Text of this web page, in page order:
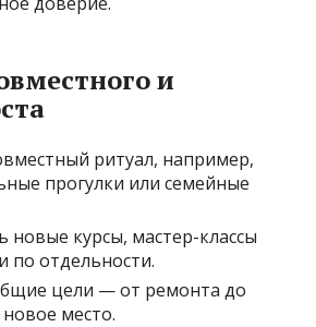
и
ритуал, например,
прогулки или семейные
новые курсы, мастер-классы
по отдельности.
цели — от ремонта до
место.